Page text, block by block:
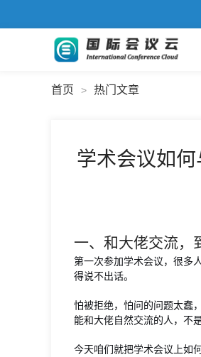
首页 > 热门文章
学术会议如
一、和大佬交流，
第一次参加学术会议，很多
得说不出话。
怕被拒绝，怕问的问题太蠢
能和大佬自然交流的人，不
今天咱们就把学术会议上如